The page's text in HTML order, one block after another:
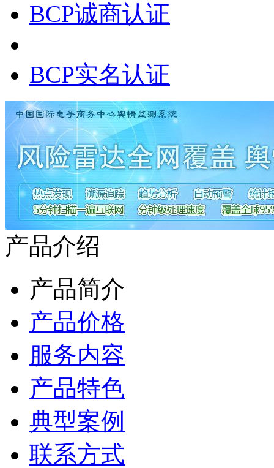
BCP诚商认证
BCP实名认证
产品介绍
产品简介
产品价格
服务内容
产品特色
典型案例
联系方式